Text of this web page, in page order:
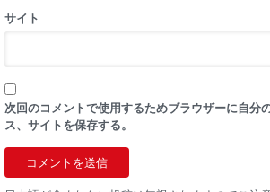
サイト
次回のコメントで使用するためブラウザーに自分
ス、サイトを保存する。